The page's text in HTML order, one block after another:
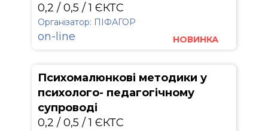
0,2 / 0,5 / 1 ЄКТС
Організатор: ПІФАГОР
on-line НОВИНКА
Психомалюнкові методики у
психолого- педагогічному
супроводі
0,2 / 0,5 / 1 ЄКТС